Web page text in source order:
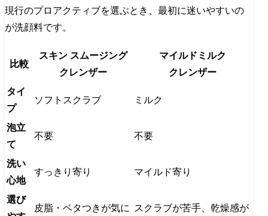
現行のプロアクティブを選ぶとき、最初に迷いやすいの
が洗顔料です。
比較
スキン スムージング
クレンザー
マイルドミルク
クレンザー
タイ
プ
ソフトスクラブ ミルク
泡立
て
不要 不要
洗い
心地
すっきり寄り マイルド寄り
選び
皮脂・ベタつきが気に
スクラブが苦手、乾燥感が